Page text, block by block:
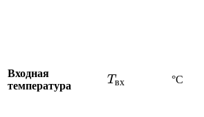
Входная
температура
T_{\text{вх}}
Tвх °C